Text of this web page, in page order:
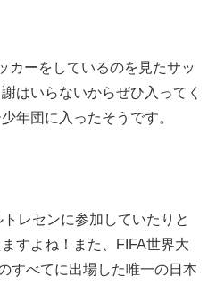
カーをしているのを見たサッ
はいらないからぜひ入ってく
年団に入ったそうです。
レセンに参加していたりと
すよね！また、FIFA世界大
すべてに出場した唯一の日本